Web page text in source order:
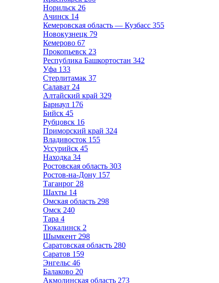
Норильск 26
Ачинск 14
Кемеровская область — Кузбасс 355
Новокузнецк 79
Кемерово 67
Прокопьевск 23
Республика Башкортостан 342
Уфа 133
Стерлитамак 37
Салават 24
Алтайский край 329
Барнаул 176
Бийск 45
Рубцовск 16
Приморский край 324
Владивосток 155
Уссурийск 45
Находка 34
Ростовская область 303
Ростов-на-Дону 157
Таганрог 28
Шахты 14
Омская область 298
Омск 240
Тара 4
Тюкалинск 2
Шымкент 298
Саратовская область 280
Саратов 159
Энгельс 46
Балаково 20
Акмолинская область 273